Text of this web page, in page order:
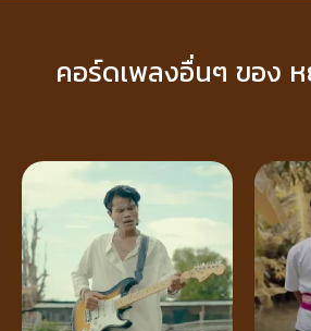
คอร์ดเพลงอื่นๆ ของ ห